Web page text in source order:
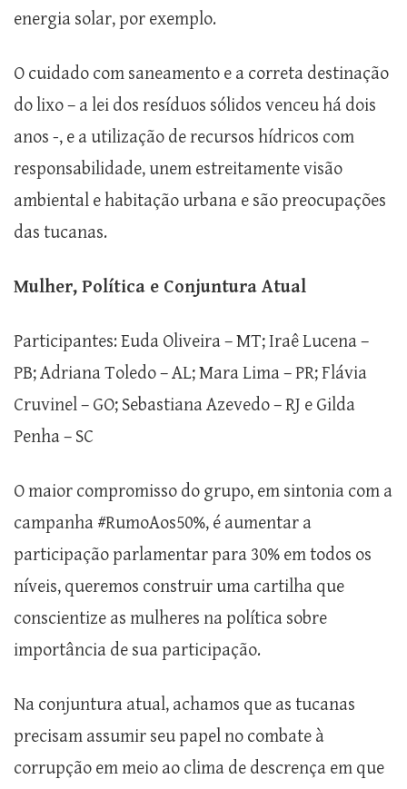
energia solar, por exemplo.
O cuidado com saneamento e a correta destinação
do lixo – a lei dos resíduos sólidos venceu há dois
anos -, e a utilização de recursos hídricos com
responsabilidade, unem estreitamente visão
ambiental e habitação urbana e são preocupações
das tucanas.
Mulher, Política e Conjuntura Atual
Participantes: Euda Oliveira – MT; Iraê Lucena –
PB; Adriana Toledo – AL; Mara Lima – PR; Flávia
Cruvinel – GO; Sebastiana Azevedo – RJ e Gilda
Penha – SC
O maior compromisso do grupo, em sintonia com a
campanha #RumoAos50%, é aumentar a
participação parlamentar para 30% em todos os
níveis, queremos construir uma cartilha que
conscientize as mulheres na política sobre
importância de sua participação.
Na conjuntura atual, achamos que as tucanas
precisam assumir seu papel no combate à
corrupção em meio ao clima de descrença em que